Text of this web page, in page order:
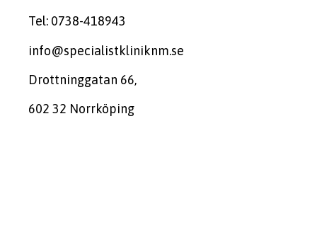
Tel: 0738-418943
info@specialistkliniknm.se
Drottninggatan 66,
602 32 Norrköping